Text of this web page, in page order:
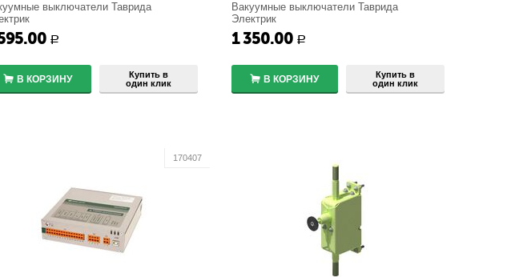
выключатели Таврида
220-05A
Р
В КОРЗИНУ
Купить в
один клик
Вакуумные выключатели Таврида
Электрик
PR/TEL-220-03А
1 350.00 Р
В КОРЗИНУ
Купить в
один клик
170407